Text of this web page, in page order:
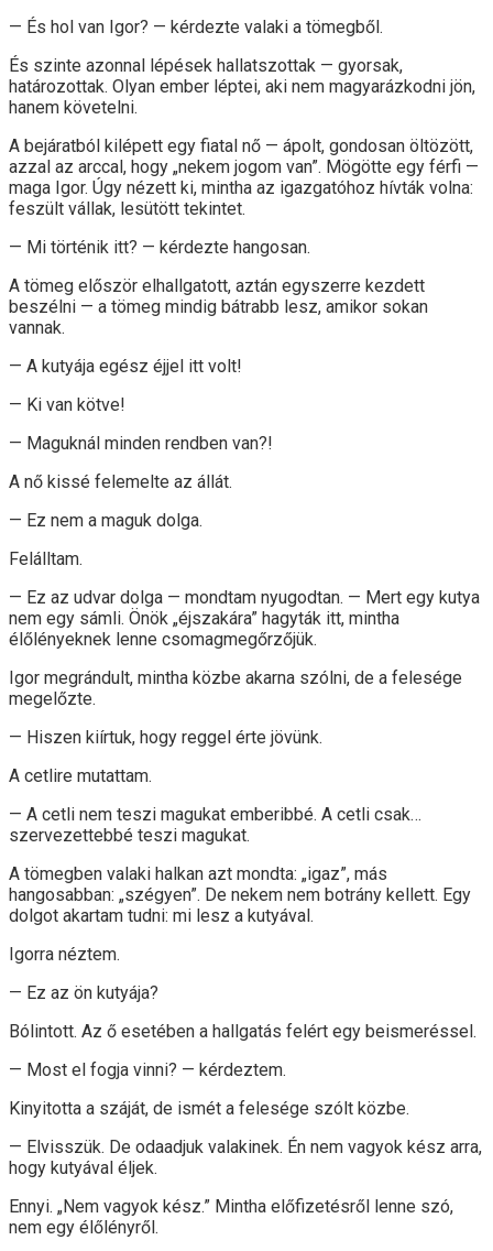
— És hol van Igor? — kérdezte valaki a tömegből.
És szinte azonnal lépések hallatszottak — gyorsak,
határozottak. Olyan ember léptei, aki nem magyarázkodni jön,
hanem követelni.
A bejáratból kilépett egy fiatal nő — ápolt, gondosan öltözött,
azzal az arccal, hogy „nekem jogom van”. Mögötte egy férfi —
maga Igor. Úgy nézett ki, mintha az igazgatóhoz hívták volna:
feszült vállak, lesütött tekintet.
— Mi történik itt? — kérdezte hangosan.
A tömeg először elhallgatott, aztán egyszerre kezdett
beszélni — a tömeg mindig bátrabb lesz, amikor sokan
vannak.
— A kutyája egész éjjel itt volt!
— Ki van kötve!
— Maguknál minden rendben van?!
A nő kissé felemelte az állát.
— Ez nem a maguk dolga.
Felálltam.
— Ez az udvar dolga — mondtam nyugodtan. — Mert egy kutya
nem egy sámli. Önök „éjszakára” hagyták itt, mintha
élőlényeknek lenne csomagmegőrzőjük.
Igor megrándult, mintha közbe akarna szólni, de a felesége
megelőzte.
— Hiszen kiírtuk, hogy reggel érte jövünk.
A cetlire mutattam.
— A cetli nem teszi magukat emberibbé. A cetli csak…
szervezettebbé teszi magukat.
A tömegben valaki halkan azt mondta: „igaz”, más
hangosabban: „szégyen”. De nekem nem botrány kellett. Egy
dolgot akartam tudni: mi lesz a kutyával.
Igorra néztem.
— Ez az ön kutyája?
Bólintott. Az ő esetében a hallgatás felért egy beismeréssel.
— Most el fogja vinni? — kérdeztem.
Kinyitotta a száját, de ismét a felesége szólt közbe.
— Elvisszük. De odaadjuk valakinek. Én nem vagyok kész arra,
hogy kutyával éljek.
Ennyi. „Nem vagyok kész.” Mintha előfizetésről lenne szó,
nem egy élőlényről.